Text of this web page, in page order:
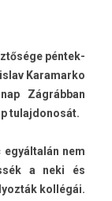
pén­tek­
Karamar­ko
Zágrábban
tulaj­donosát.
nem
a neki és
kollégái.